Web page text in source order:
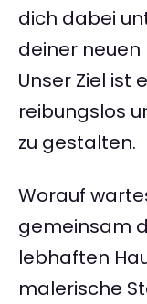
dich dabei
deiner neuen
Unser Ziel ist
reibungslos
zu gestalten.
Worauf
gemeinsam
lebhaften
malerische